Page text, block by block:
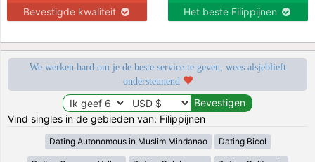
Bevestigde kwaliteit Het beste Filippijnen
We werken hard om je de beste service te geven, wees alsjeblieft
ondersteunend
Vind singles in de gebieden van: Filippijnen
Dating Autonomous in Muslim Mindanao Dating Bicol